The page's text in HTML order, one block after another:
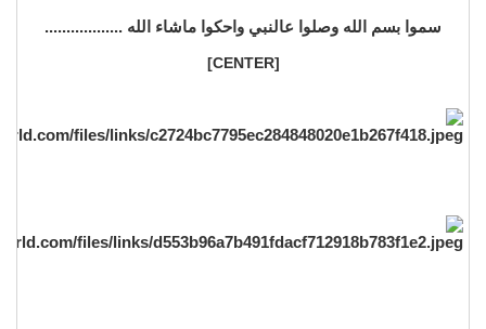
سموا بسم الله وصلوا عالنبي واحكوا ماشاء الله ..................
[CENTER]